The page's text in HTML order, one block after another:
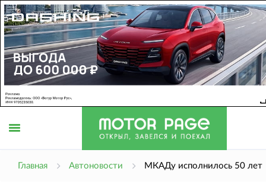
Главная Автоновости МКАДу исполнилось 50 лет